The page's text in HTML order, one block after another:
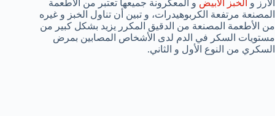
الأرز و الخبز الأبيض و المعكرونة جميعها تعتبر من الأطعمة
المصنعة مرتفعة الكربوهيدرات، و تبين أن تناول الخبز و غيره
من الأطعمة المصنعة من الدقيق المكرر يزيد بشكل كبير من
مستويات السكر في الدم لدى الأشخاص المصابين بمرض
السكري من النوع الأول و الثاني.